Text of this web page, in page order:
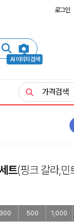
로그인
AI 이미지 검색
가격검색
트(핑크 칼라,민
300 500 1,000